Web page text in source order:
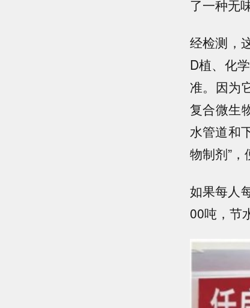
了一种无
经检测，
D植、化
准。因为
复合微生
水管道和
物制剂”，
如果每人
00吨，节